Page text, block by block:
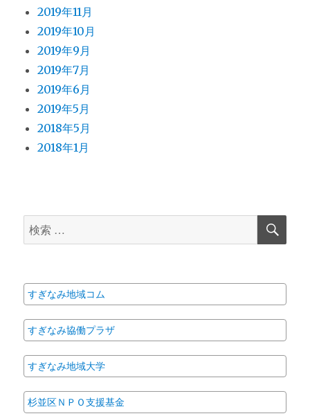
2019年11月
2019年10月
2019年9月
2019年7月
2019年6月
2019年5月
2018年5月
2018年1月
検
索
象:
検
すぎなみ地域コム
すぎなみ協働プラザ
すぎなみ地域大学
杉並区ＮＰＯ支援基金